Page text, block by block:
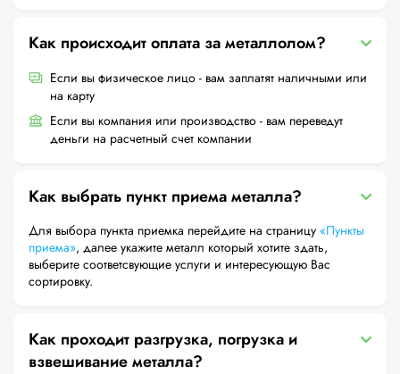
Как происходит оплата за металлолом?
Если вы физическое лицо - вам заплатят наличными или
на карту
Если вы компания или производство - вам переведут
деньги на расчетный счет компании
Как выбрать пункт приема металла?
Для выбора пункта приемка перейдите на страницу «Пункты
приема», далее укажите металл который хотите здать,
выберите соответсвующие услуги и интересующую Вас
сортировку.
Как проходит разгрузка, погрузка и
взвешивание металла?